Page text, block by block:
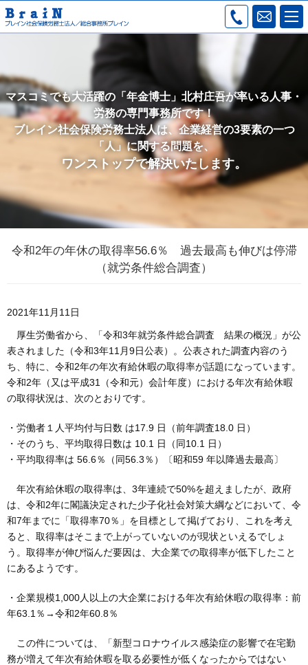
マスコミでも大活躍の「年金博士」北村庄吾が率いる人事・
労務の専門事務所です！
ブレイン社会保険労務士法人は、企業経営の3要素の一つ
「人」に関する問題を、
ワンストップで解決いたします。
令和2年の年休の取得率56.6％ 過去最高も伸びは停滞
（就労条件総合調査）
2021年11月11日
厚生労働省から、「令和3年就労条件総合調査 結果の概況」が公
表されました（令和3年11月9日公表）。公表された調査内容のう
ち、特に、令和2年の年次有給休暇の取得率が話題になっています。
令和2年（又は平成31（令和元）会計年度）における年次有給休暇
の取得状況は、次のとおりです。
・労働者１人平均付与日数 は17.9 日（前年調査18.0 日）
・そのうち、平均取得日数は 10.1 日（同10.1 日）
・平均取得率は 56.6％（同56.3％）〔昭和59 年以降過去最高〕
年次有給休暇の取得率は、3年連続で50%を超えましたが、政府
は、令和2年に閣議決定された少子化社会対策大綱などにおいて、令
和7年までに「取得率70％」を目標として掲げており、これを考え
ると、取得率はそこまで上がっていないのが現状といえるでしょ
う。取得率が伸び悩んだ要因は、大企業での取得率が低下したこと
にあるようです。
・企業規模1,000人以上の大企業における年次有給休暇の取得率：前
年63.1％→令和2年60.8％
この件については、「新型コロナウイルス感染症の影響で在宅勤
務が増えて年次有給休暇を取る必要性が低くなったからではない